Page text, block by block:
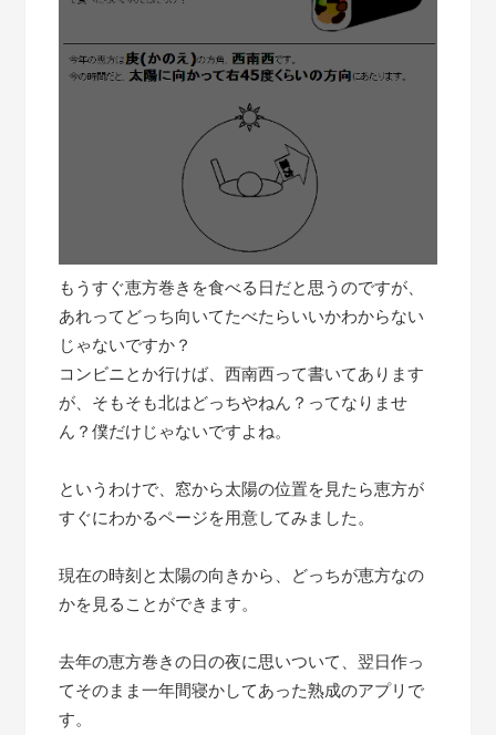
もうすぐ恵方巻きを食べる日だと思うのですが、
あれってどっち向いてたべたらいいかわからない
じゃないですか？
コンビニとか行けば、西南西って書いてあります
が、そもそも北はどっちやねん？ってなりませ
ん？僕だけじゃないですよね。
というわけで、窓から太陽の位置を見たら恵方が
すぐにわかるページを用意してみました。
現在の時刻と太陽の向きから、どっちが恵方なの
かを見ることができます。
去年の恵方巻きの日の夜に思いついて、翌日作っ
てそのまま一年間寝かしてあった熟成のアプリで
す。